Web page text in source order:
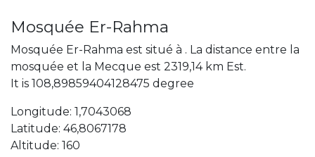
Mosquée Er-Rahma
Mosquée Er-Rahma est situé à . La distance entre la
mosquée et la Mecque est 2319,14 km Est.
It is 108,89859404128475 degree
Longitude: 1,7043068
Latitude: 46,8067178
Altitude: 160